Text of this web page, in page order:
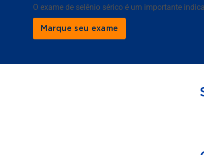
O exame de selênio sérico é um importante
Marque seu exame